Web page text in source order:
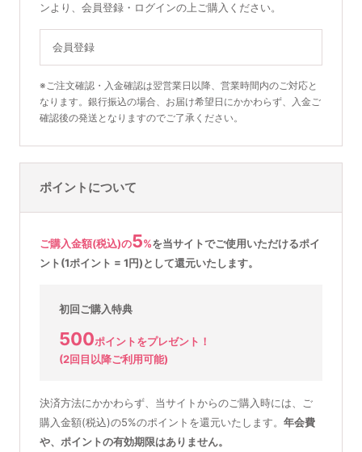
ンより、会員登録・ログインの上ご購入ください。
会員登録
※ご注文確認・入金確認は翌営業日以降、営業時間内のご対応と
なります。銀行振込の場合、お届け希望日にかかわらず、入金ご
確認後の発送となりますのでご了承ください。
ポイントについて
ご購入金額(税込)の5%を当サイトでご使用いただけるポイ
ント(1ポイント = 1円)として還元いたします。
初回ご購入特典
500ポイントをプレゼント！
(2回目以降ご利用可能)
決済方法にかかわらず、当サイトからのご購入時には、ご
購入金額(税込)の5%のポイントを還元いたします。 年会費
や、ポイントの有効期限はありません。